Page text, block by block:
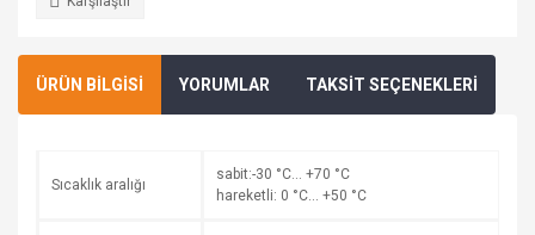
ÜRÜN BİLGİSİ YORUMLAR TAKSİT SEÇENEKLERİ
Sıcaklık aralığı
sabit:-30 °C… +70 °C
hareketli: 0 °C… +50 °C